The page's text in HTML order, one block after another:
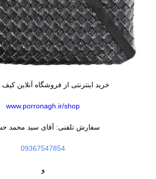
خرید اینترنتی از فروشگاه آنلاین
www.porronagh.ir/shop
سفارش تلفنی: آقای سید محمد
09367547854
و